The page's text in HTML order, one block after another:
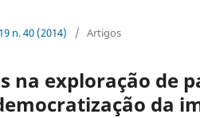
n. 40 (2014) / Artigos
na exploração de
da